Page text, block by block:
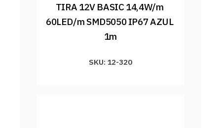
TIRA 12V BASIC 14,4W/m
60LED/m SMD5050 IP67 AZUL
1m
SKU: 12-320